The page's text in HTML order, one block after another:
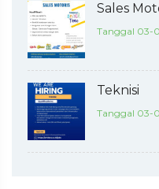
Sales
Tanggal 03-
Teknisi
Tanggal 03-